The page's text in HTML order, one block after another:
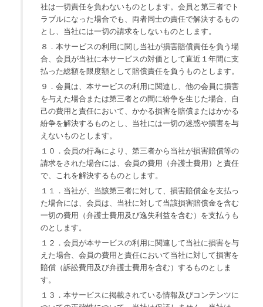
社は一切責任を負わないものとします。会員と第三者でト
ラブルになった場合でも、両者同士の責任で解決するもの
とし、当社には一切の請求をしないものとします。
８．本サービスの利用に関し当社が損害賠償責任を負う場
合、会員が当社に本サービスの対価として直近１年間に支
払った総額を限度額として賠償責任を負うものとします。
９．会員は、本サービスの利用に関連し、他の会員に損害
を与えた場合または第三者との間に紛争を生じた場合、自
己の費用と責任において、かかる損害を賠償またはかかる
紛争を解決するものとし、当社には一切の迷惑や損害を与
えないものとします。
１０．会員の行為により、第三者から当社が損害賠償等の
請求をされた場合には、会員の費用（弁護士費用）と責任
で、これを解決するものとします。
１１．当社が、当該第三者に対して、損害賠償金を支払っ
た場合には、会員は、当社に対して当該損害賠償金を含む
一切の費用（弁護士費用及び逸失利益を含む）を支払うも
のとします。
１２．会員が本サービスの利用に関連して当社に損害を与
えた場合、会員の費用と責任において当社に対して損害を
賠償（訴訟費用及び弁護士費用を含む）するものとしま
す。
１３．本サービスに掲載されている情報及びコンテンツに